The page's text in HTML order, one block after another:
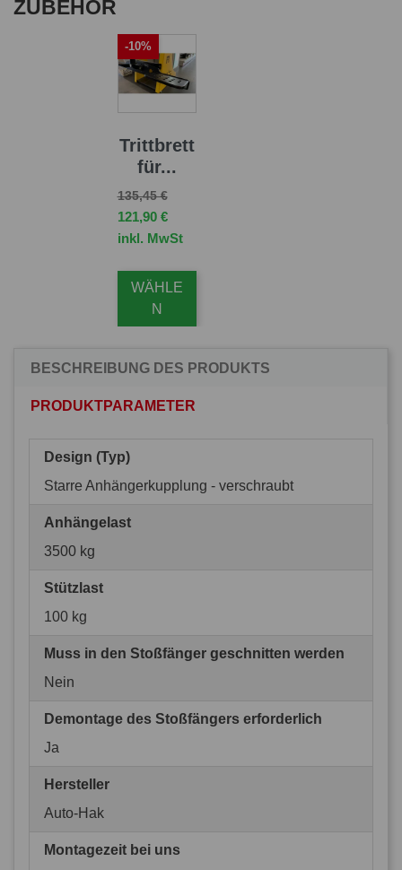
ZUBEHÖR
Trittbrett
für...
Verkaufspreis
135,45 €Preis
121,90 €
inkl. MwSt
WÄHLE
N
-10%
BESCHREIBUNG DES PRODUKTS
PRODUKTPARAMETER
Design (Typ)
Starre Anhängerkupplung - verschraubt
Anhängelast
3500 kg
Stützlast
100 kg
Muss in den Stoßfänger geschnitten werden
Nein
Demontage des Stoßfängers erforderlich
Ja
Hersteller
Auto-Hak
Montagezeit bei uns